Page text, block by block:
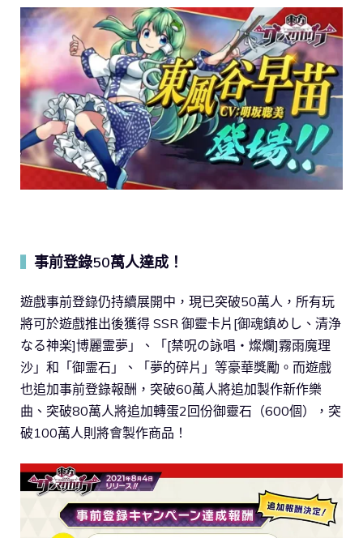
事前登錄50萬人達成！
遊戲事前登錄仍持續展開中，現已突破50萬人，所有玩
將可於遊戲推出後獲得 SSR 御靈卡片[御魂鎮めし、清浄
なる神楽]博麗霊夢」、「[禁呪の詠唱・燦爛]霧雨魔理
沙」和「御霊石」、「夢的碎片」等豪華獎勵。而遊戲
也追加事前登錄報酬，突破60萬人將追加製作新作樂
曲、突破80萬人將追加轉蛋2回份御靈石（600個），突
破100萬人則將會製作商品！